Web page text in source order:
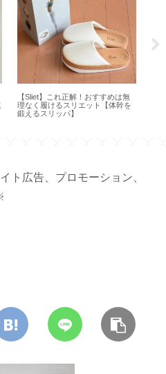
【Sliet】これ正解！おすすめは無
理なく履けるスリエット【体幹を
鍛えるスリッパ】
広告、プロモーション、